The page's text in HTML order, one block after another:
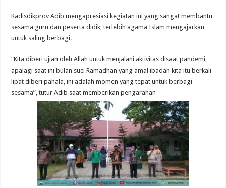
Kadisdikprov Adib mengapresiasi kegiatan ini yang sangat membantu
sesama guru dan peserta didik, terlebih agama Islam mengajarkan
untuk saling berbagi.
“Kita diberi ujian oleh Allah untuk menjalani aktivitas disaat pandemi,
apalagi saat ini bulan suci Ramadhan yang amal ibadah kita itu berkali
lipat diberi pahala, ini adalah momen yang tepat untuk berbagi
sesama”, tutur Adib saat memberikan pengarahan